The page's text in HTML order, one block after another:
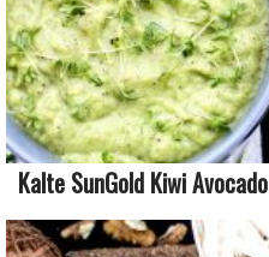
Kalte SunGold Kiwi